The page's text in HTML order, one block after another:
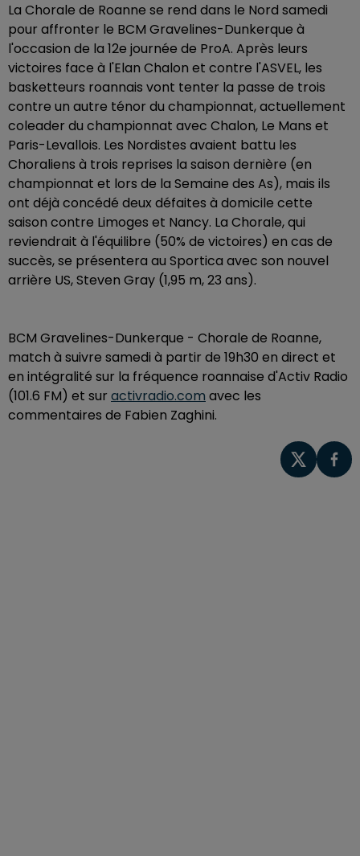
La Chorale de Roanne se rend dans le Nord samedi
pour affronter le BCM Gravelines-Dunkerque à
l'occasion de la 12e journée de ProA. Après leurs
victoires face à l'Elan Chalon et contre l'ASVEL, les
basketteurs roannais vont tenter la passe de trois
contre un autre ténor du championnat, actuellement
coleader du championnat avec Chalon, Le Mans et
Paris-Levallois. Les Nordistes avaient battu les
Choraliens à trois reprises la saison dernière (en
championnat et lors de la Semaine des As), mais ils
ont déjà concédé deux défaites à domicile cette
saison contre Limoges et Nancy. La Chorale, qui
reviendrait à l'équilibre (50% de victoires) en cas de
succès, se présentera au Sportica avec son nouvel
arrière US, Steven Gray (1,95 m, 23 ans).
BCM Gravelines-Dunkerque - Chorale de Roanne,
match à suivre samedi à partir de 19h30 en direct et
en intégralité sur la fréquence roannaise d'Activ Radio
(101.6 FM) et sur activradio.com avec les
commentaires de Fabien Zaghini.